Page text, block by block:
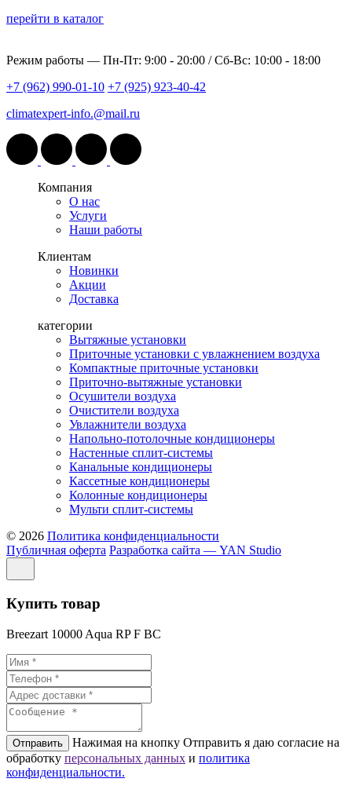
перейти в каталог
Режим работы — Пн-Пт: 9:00 - 20:00 / Сб-Вс: 10:00 - 18:00
+7 (962) 990-01-10 +7 (925) 923-40-42
climatexpert-info.@mail.ru
Компания
О нас
Услуги
Наши работы
Клиентам
Новинки
Акции
Доставка
категории
Вытяжные установки
Приточные установки с увлажнением воздуха
Компактные приточные установки
Приточно-вытяжные установки
Осушители воздуха
Очистители воздуха
Увлажнители воздуха
Напольно-потолочные кондиционеры
Настенные сплит-системы
Канальные кондиционеры
Кассетные кондиционеры
Колонные кондиционеры
Мульти сплит-системы
© 2026 Политика конфиденциальности
Публичная оферта Разработка сайта — YAN Studio
Купить товар
Breezart 10000 Aqua RP F BC
Отправить
Нажимая на кнопку Отправить я даю согласие на
обработку персональных данных и политикa
конфиденциальности.